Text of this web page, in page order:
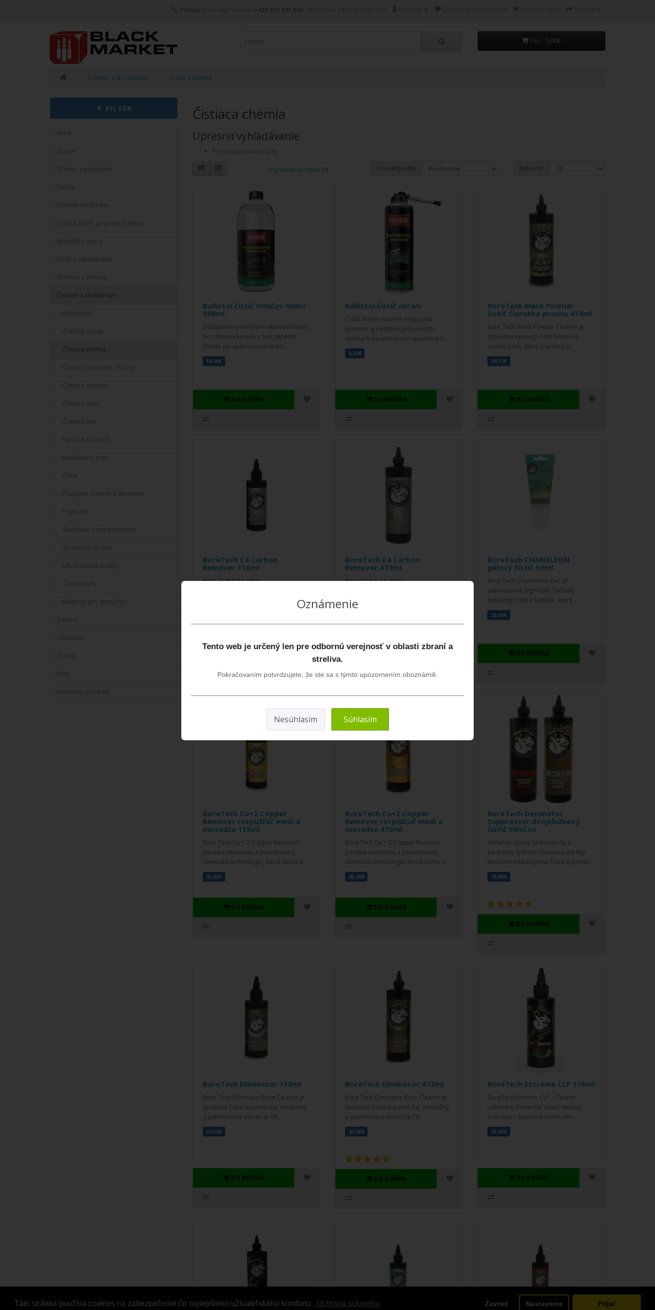
Táto stránka používa cookies na zabezpečenie čo najlepšieho užívateľského komfortu. Ochrana súkromia Zavrieť Nastavenie Prijať
Prešov +421 915 921 508
0 ks - 0,00€
Čistenie a zbrojárstvo Čistiaca chémia
Akcie
Zbrane
Strelivo a prebíjanie
Optika
Doplnky na zbrane
Púzdra, kufre, popruhy a výstroj
Svietidlá a lasery
Nože a sebaobrana
Strelnica a tréning
Čistenie a zbrojárstvo
-Boresnake
-Čistenie optiky
-Čistiaca chémia
-Čistiace handričky / krúžky
-Čistiace nástroje
-Čistiace sady
-Čistiace tyče
-Kartáče a hlavice
-Navádzače a iné
-Oleje
-Pasty pre čistenie a lapovanie
-Podložky
-Špeciálne čistiace nástroje
-Stojany na zbrane
-Ultrazvukové práčky
-Čistiace kefy
-Nástroje pre zbrojárov
Trezory
Oblečenie
Značky
Blog
Najnovšie produkty
Čistiaca chémia
Upresniť vyhľadávanie
Pre ultrazvukové práčky
Porovnať výrobok (0) Zoradiť podľa: Zobraziť:
Ballistol čistič tlmičov hluku
500ml
S obsahom povrchovo aktívnych látok,
bez obsahu kyselín a bez zápachu.
Zvyšky po spaľovaní neutraliz..
16,00€
DO KOŠÍKA
Ballistol čistič zbraní
Čistič zbraní rozvinie svoju plnú
účinnosť aj na ťažko prístupných
miestach a jednoducho vypláchne n..
9,50€
DO KOŠÍKA
BoreTech Black Powder
čistič čierneho prachu 473ml
Bore Tech Black Powder Cleaner je
špeciálne vyvinutý čistič hlavní na
vodnej báze, ktorý je určený p..
44,10€
DO KOŠÍKA
BoreTech C4 Carbon
Remover 118ml
Bore Tech C4 Carbon
25,00€
DO KOŠÍKA
BoreTech C4 Carbon
Remover 473ml
Bore Tech C4 Carbon
zbytkov) je revolučný patentovaný
čistič vývrt..
45,00€
BoreTech CHAMELEON
gélový čistič 59ml
Bore Tech Chameleon Gel je
patentovaný, high-tech, farbený
indikačný čistič a leštidlo, ktoré ..
25,60€
DO KOŠÍKA
BoreTech Cu+2 Copper
Remover rozpúšťač medi a
mosadze 118ml
Bore Tech Cu + 2 Copper Remover
používa revolučnú a patentovanú
chemickú technológiu, ktorá rýchle o..
25,60€
DO KOŠÍKA
BoreTech Cu+2 Copper
Remover rozpúšťač medi a
mosadze 473ml
Bore Tech Cu + 2 Copper Remover
používa revolučnú a patentovanú
chemickú technológiu, ktorá rýchle o..
45,00€
DO KOŠÍKA
BoreTech Decimator
Suppressor dvojzložkový
čistič tlmičov
Konečne účinný, jednoduchý a
bezpečný spôsob čistenia a údržby
tlmiča! Predstavujeme čistiace prostr..
73,80€
DO KOŠÍKA
BoreTech Eliminator 118ml
Bore Tech Eliminator Bore Cleaner je
špičková čistiaca pomôcka, revolučný
a patentovaný vzorec je 10..
22,50€
DO KOŠÍKA
BoreTech Eliminator 473ml
Bore Tech Eliminator Bore Cleaner je
špičková čistiaca pomôcka, revolučný
a patentovaný vzorec je 10..
43,00€
DO KOŠÍKA
BoreTech Extreme CLP 118ml
BoreTech Extreme CLP - Cleaner,
Lubricant, Protector (čistiť, mazivo,
ochrana) = špičková univerzáln..
25,60€
DO KOŠÍKA
Oznámenie
Tento web je určený len pre odbornú verejnosť v oblasti zbraní a
streliva.
Pokračovaním potvrdzujete, že ste sa s týmto upozornením oboznámili.
Nesúhlasím Súhlasím